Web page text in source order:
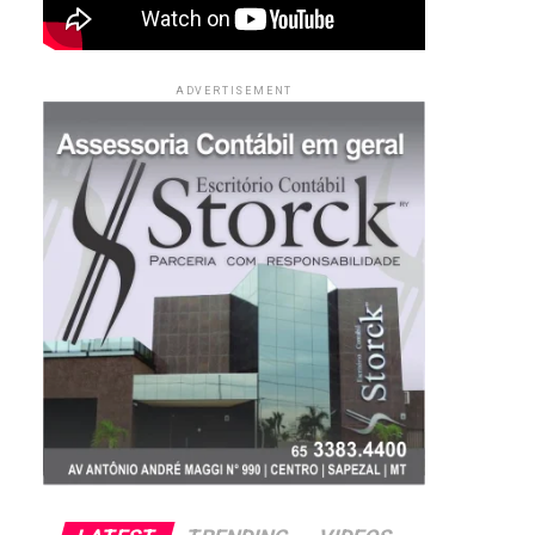
ADVERTISEMENT